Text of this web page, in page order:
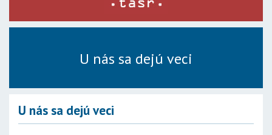
U nás sa dejú veci
U nás sa dejú veci